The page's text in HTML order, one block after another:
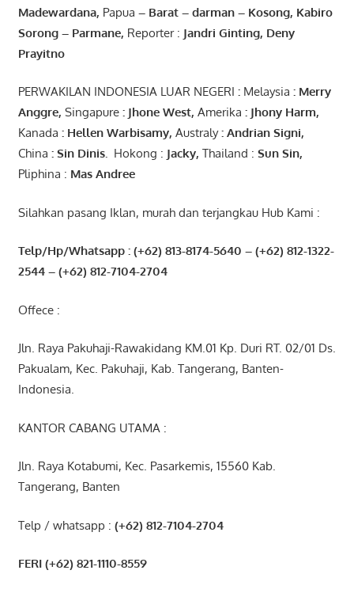
Madewardana, Papua – Barat – darman– Kosong, Kabiro
Sorong– Parmane, Reporter : Jandri Ginting, Deny
Prayitno
PERWAKILAN INDONESIA LUAR NEGERI : Melaysia : Merry
Anggre, Singapure: JhoneWest, Amerika : JhonyHarm,
Kanada : Hellen Warbisamy, Australy: Andrian Signi,
China : Sin Dinis. Hokong : Jacky, Thailand : Sun Sin,
Pliphina : Mas Andree
Silahkan pasang Iklan, murah dan terjangkau Hub Kami :
Telp/Hp/Whatsapp : (+62) 813-8174-5640 – (+62) 812-1322-
2544– (+62) 812-7104-2704
Offece :
Jln. Raya Pakuhaji-Rawakidang KM.01 Kp. Duri RT. 02/01 Ds.
Pakualam, Kec. Pakuhaji, Kab. Tangerang, Banten-
Indonesia.
KANTOR CABANG UTAMA :
Jln. Raya Kotabumi, Kec. Pasarkemis, 15560 Kab.
Tangerang, Banten
Telp / whatsapp : (+62) 812-7104-2704
FERI (+62) 821-1110-8559